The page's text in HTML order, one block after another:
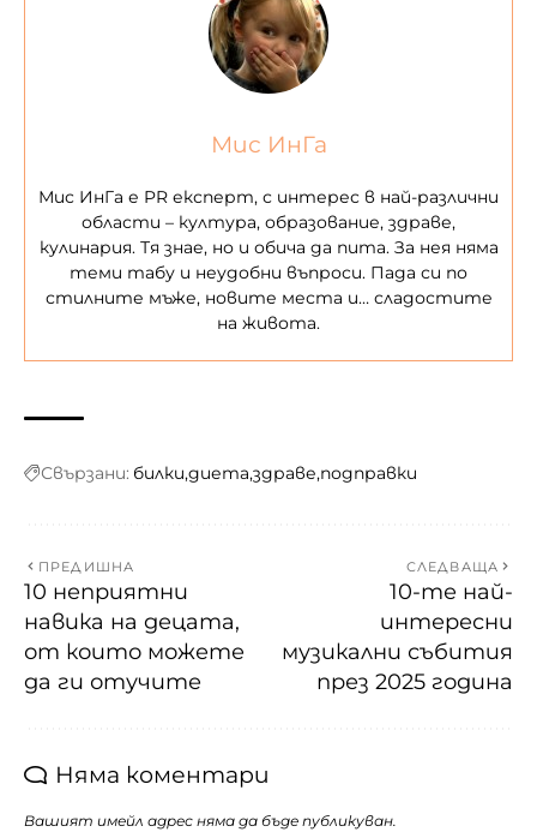
Мис ИнГа
Мис ИнГа е PR експерт, с интерес в най-различни
области – култура, образование, здраве,
кулинария. Тя знае, но и обича да пита. За нея няма
теми табу и неудобни въпроси. Пада си по
стилните мъже, новите места и… сладостите
на живота.
Свързани: билки диета здраве подправки
ПРЕДИШНА
10 неприятни
навика на децата,
от които можете
да ги отучите
СЛЕДВАЩА
10-те най-
интересни
музикални събития
през 2025 година
Няма коментари
Вашият имейл адрес няма да бъде публикуван.